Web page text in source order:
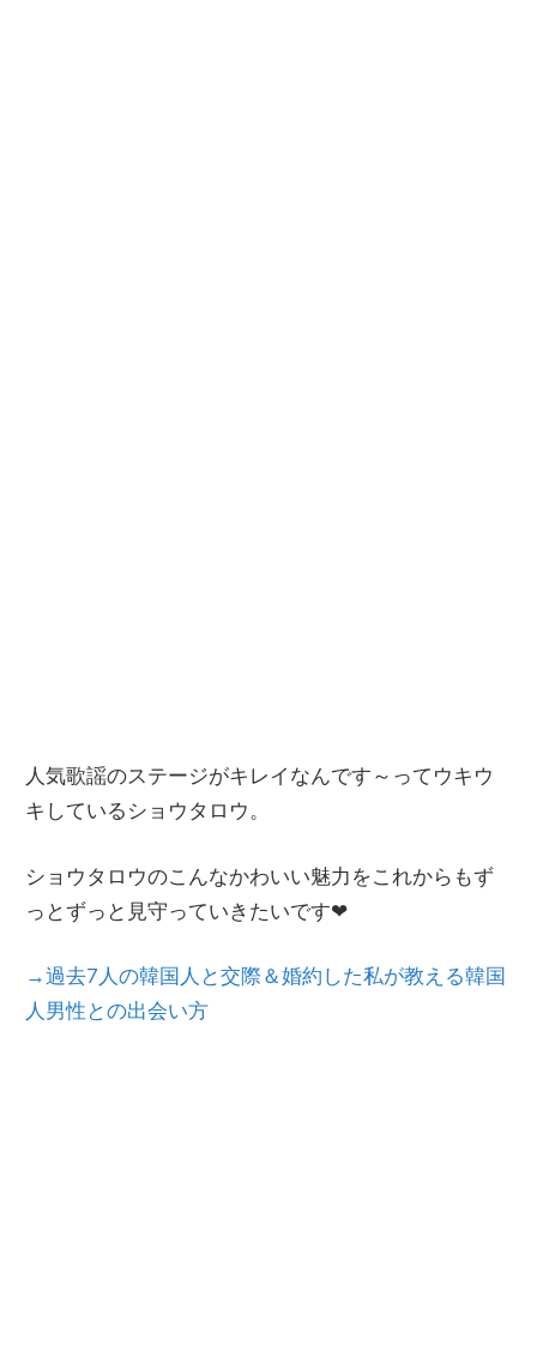
人気歌謡のステージがキレイなんです～ってウキウ
キしているショウタロウ。
ショウタロウのこんなかわいい魅力をこれからもず
っとずっと見守っていきたいです❤
→過去7人の韓国人と交際＆婚約した私が教える韓国
人男性との出会い方